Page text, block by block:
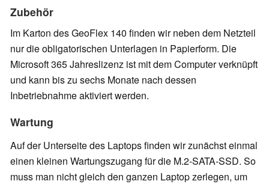
Zubehör
Im Karton des GeoFlex 140 finden wir neben dem Netzteil
nur die obligatorischen Unterlagen in Papierform. Die
Microsoft 365 Jahreslizenz ist mit dem Computer verknüpft
und kann bis zu sechs Monate nach dessen
Inbetriebnahme aktiviert werden.
Wartung
Auf der Unterseite des Laptops finden wir zunächst einmal
einen kleinen Wartungszugang für die M.2-SATA-SSD. So
muss man nicht gleich den ganzen Laptop zerlegen, um